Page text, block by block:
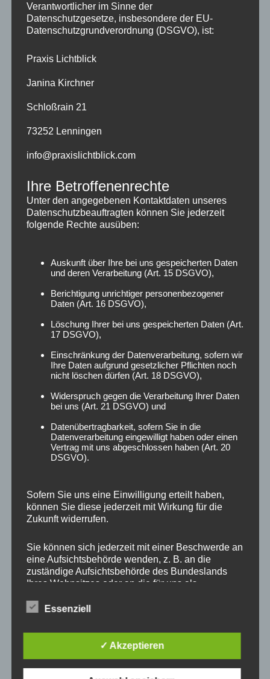
Farbe
Ohrringe
Hellwissen
In den Warenkorb
Zusätzliche Informationen
Zusätzliche Informationen
Farbe
vergoldet, Versilbert
Ähnliche Produkte
Ohrringe für Hellhörigkeit
In den Warenkorb
Ohrringe für Hellhörigkeit
40,00€
Dieses
mehrere
Varianten
Optionen
auf
40,00€ 40,00€
Verantwortlicher im Sinne der
Datenschutzgesetze, insbesondere der EU-
Datenschutzgrundverordnung (DSGVO), ist:
Praxis Lichtblick
Janina Kirchner
Schloßrain 21
73252 Lenningen
info@praxislichtblick.com
Ihre Betroffenenrechte
Unter den angegebenen Kontaktdaten unseres
Datenschutzbeauftragten können Sie jederzeit
folgende Rechte ausüben:
Auskunft über Ihre bei uns gespeicherten Daten
und deren Verarbeitung (Art. 15 DSGVO),
Berichtigung unrichtiger personenbezogener
Daten (Art. 16 DSGVO),
Löschung Ihrer bei uns gespeicherten Daten (Art.
17 DSGVO),
Einschränkung der Datenverarbeitung, sofern wir
Ihre Daten aufgrund gesetzlicher Pflichten noch
nicht löschen dürfen (Art. 18 DSGVO),
Widerspruch gegen die Verarbeitung Ihrer Daten
bei uns (Art. 21 DSGVO) und
Datenübertragbarkeit, sofern Sie in die
Datenverarbeitung eingewilligt haben oder einen
Vertrag mit uns abgeschlossen haben (Art. 20
DSGVO).
Sofern Sie uns eine Einwilligung erteilt haben,
können Sie diese jederzeit mit Wirkung für die
Zukunft widerrufen.
Sie können sich jederzeit mit einer Beschwerde an
eine Aufsichtsbehörde wenden, z. B. an die
zuständige Aufsichtsbehörde des Bundeslands
Ihres Wohnsitzes oder an die für uns als
nichtöffentlichen Bereich) mit Anschrift finden Sie
https://www.bfdi.bund.de/DE/Infothek/Anschriften_
Essenziell
✓ Akzeptieren